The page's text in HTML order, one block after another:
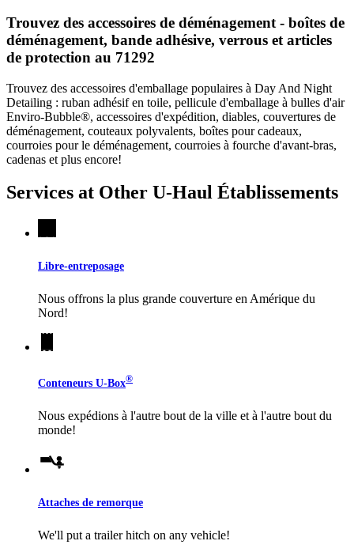
Trouvez des accessoires de déménagement - boîtes de
déménagement, bande adhésive, verrous et articles
de protection au 71292
Trouvez des accessoires d'emballage populaires à Day And Night
Detailing : ruban adhésif en toile, pellicule d'emballage à bulles d'air
Enviro-Bubble®, accessoires d'expédition, diables, couvertures de
déménagement, couteaux polyvalents, boîtes pour cadeaux,
courroies pour le déménagement, courroies à fourche d'avant-bras,
cadenas et plus encore!
Services at Other U-Haul Établissements
Libre-entreposage
Nous offrons la plus grande couverture en Amérique du
Nord!
Conteneurs U-Box®
Nous expédions à l'autre bout de la ville et à l'autre bout du
monde!
Attaches de remorque
We'll put a trailer hitch on any vehicle!